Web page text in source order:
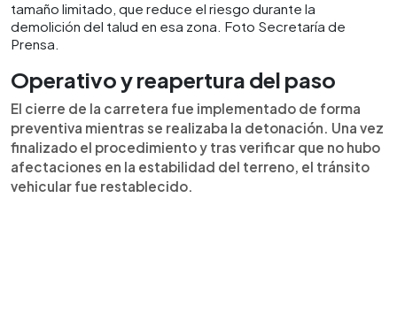
tamaño limitado, que reduce el riesgo durante la
demolición del talud en esa zona. Foto Secretaría de
Prensa.
Operativo y reapertura del paso
El cierre de la carretera fue implementado de forma
preventiva mientras se realizaba la detonación. Una vez
finalizado el procedimiento y tras verificar que no hubo
afectaciones en la estabilidad del terreno, el tránsito
vehicular fue restablecido.